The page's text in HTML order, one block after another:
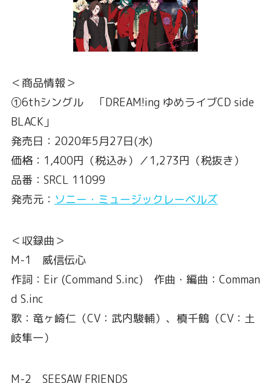
＜商品情報＞
①6thシングル 「DREAM!ing ゆめライブCD side
BLACK」
発売日：2020年5月27日(水)
価格：1,400円（税込み）／1,273円（税抜き）
品番：SRCL 11099
発売元： ソニー・ミュージックレーベルズ
＜収録曲＞
M-1 威信伝心
作詞：Eir (Command S.inc) 作曲・編曲：Comman
d S.inc
歌：竜ヶ崎仁（CV：武内駿輔）、槙千鶴（CV：土
岐隼一）
M-2 SEESAW FRIENDS